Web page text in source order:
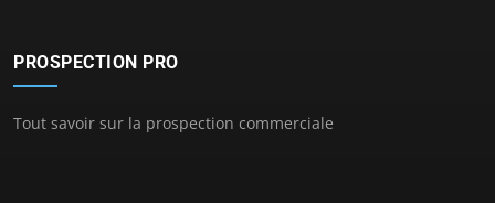
PROSPECTION PRO
Tout savoir sur la prospection commerciale